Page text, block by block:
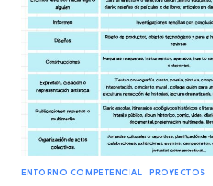
ENTORNO COMPETENCIAL PROYECTOS